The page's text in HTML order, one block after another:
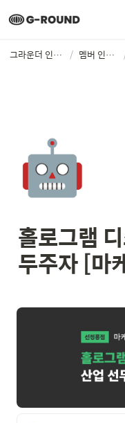
그라운더 인터뷰 / 멤버 인터뷰
🤖
홀로그램
두주자 [마